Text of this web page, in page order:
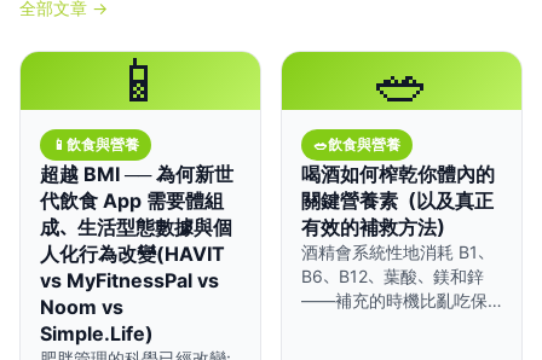
全部文章 →
📱
📱 飲食與營養
超越 BMI ── 為何新世
代飲食 App 需要體組
成、生活型態數據與個
人化行為改變(HAVIT
vs MyFitnessPal vs
Noom vs
Simple.Life)
🥗
🥗飲食與營養
喝酒如何榨乾你體內的
關鍵營養素（以及真正
有效的補救方法）
酒精會系統性地消耗 B1、
B6、B12、葉酸、鎂和鋅
——補充的時機比亂吃保